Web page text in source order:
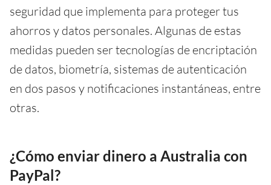
seguridad que implementa para proteger tus
ahorros y datos personales. Algunas de estas
medidas pueden ser tecnologías de encriptación
de datos, biometría, sistemas de autenticación
en dos pasos y notificaciones instantáneas, entre
otras.
¿Cómo enviar dinero a Australia con
PayPal?